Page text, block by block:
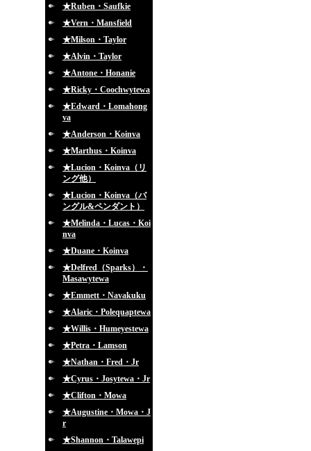
★Ruben・Saufkie
★Vern・Mansfield
★Milson・Taylor
★Alvin・Taylor
★Antone・Honanie
★Ricky・Coochwytewa
★Edward・Lomahong
va
★Anderson・Koinva
★Marthus・Koinva
★Lucion・Koinva（リ
ング他）
★Lucion・Koinva（バ
ングル&ペンダント）
★Melinda・Lucas・Koi
nva
★Duane・Koinva
★Delfred（Sparks）・
Masawytewa
★Emmett・Navakuku
★Alaric・Polequaptewa
★Willis・Humeyestewa
★Petra・Lamson
★Nathan・Fred・Jr
★Cyrus・Josytewa・Jr
★Clifton・Mowa
★Augustine・Mowa・J
r
★Shannon・Talawepi